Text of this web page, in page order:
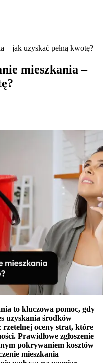
– jak uzyskać pełną kwotę?
mieszkania –
to kluczowa pomoc, gdy
uzyskania środków
oceny strat, które
Prawidłowe zgłoszenie
pokrywaniem kosztów
mieszkania